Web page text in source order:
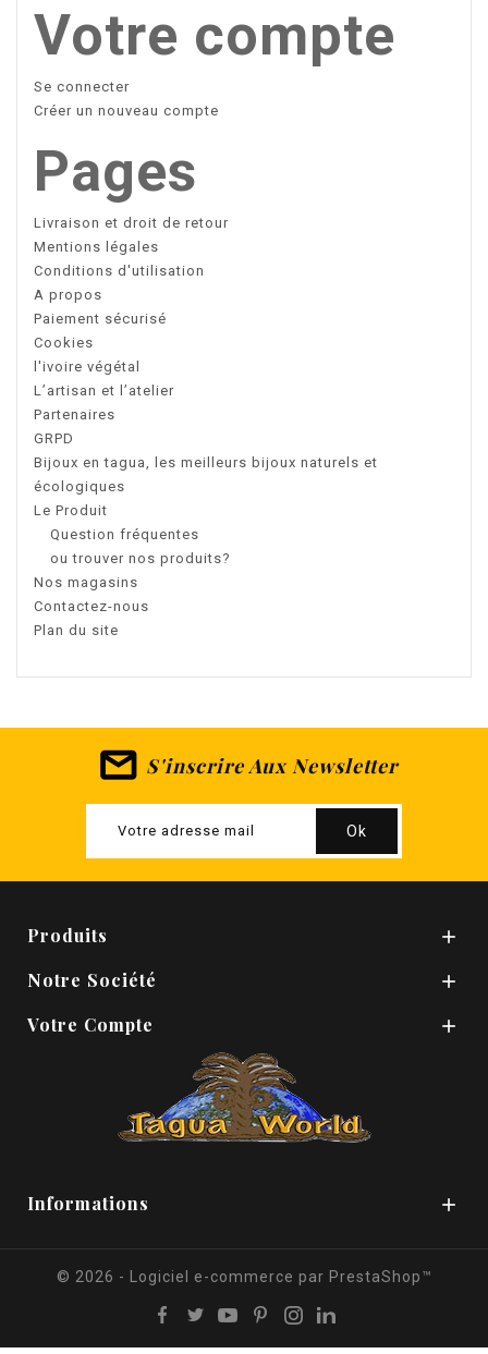
Votre compte
Se connecter
Créer un nouveau compte
Pages
Livraison et droit de retour
Mentions légales
Conditions d'utilisation
A propos
Paiement sécurisé
Cookies
l'ivoire végétal
L’artisan et l’atelier
Partenaires
GRPD
Bijoux en tagua, les meilleurs bijoux naturels et
écologiques
Le Produit
Question fréquentes
ou trouver nos produits?
Nos magasins
Contactez-nous
Plan du site
S'inscrire Aux Newsletter
Produits 
Notre Société 
Votre Compte 
Informations 
© 2026 - Logiciel e-commerce par PrestaShop™